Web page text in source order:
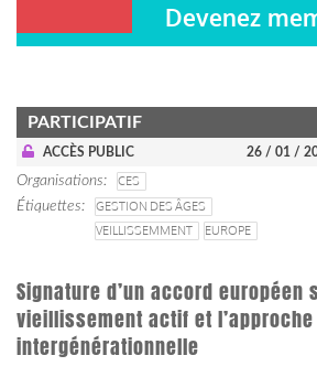
Devenez
PARTICIPATIF
ACCÈS PUBLIC 26 / 01 /
Organisations
CES
Étiquettes
GESTION DES ÂGES
VEILLISSEMMENT
EUROPE
Signature d’un accord européen
vieillissement actif et l’approche
intergénérationnelle